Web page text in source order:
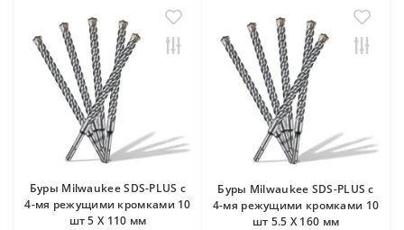
Буры Milwaukee SDS-PLUS с
4-мя режущими кромками 10
шт 5 X 110 мм
Буры Milwaukee SDS-PLUS с
4-мя режущими кромками 10
шт 5.5 X 160 мм